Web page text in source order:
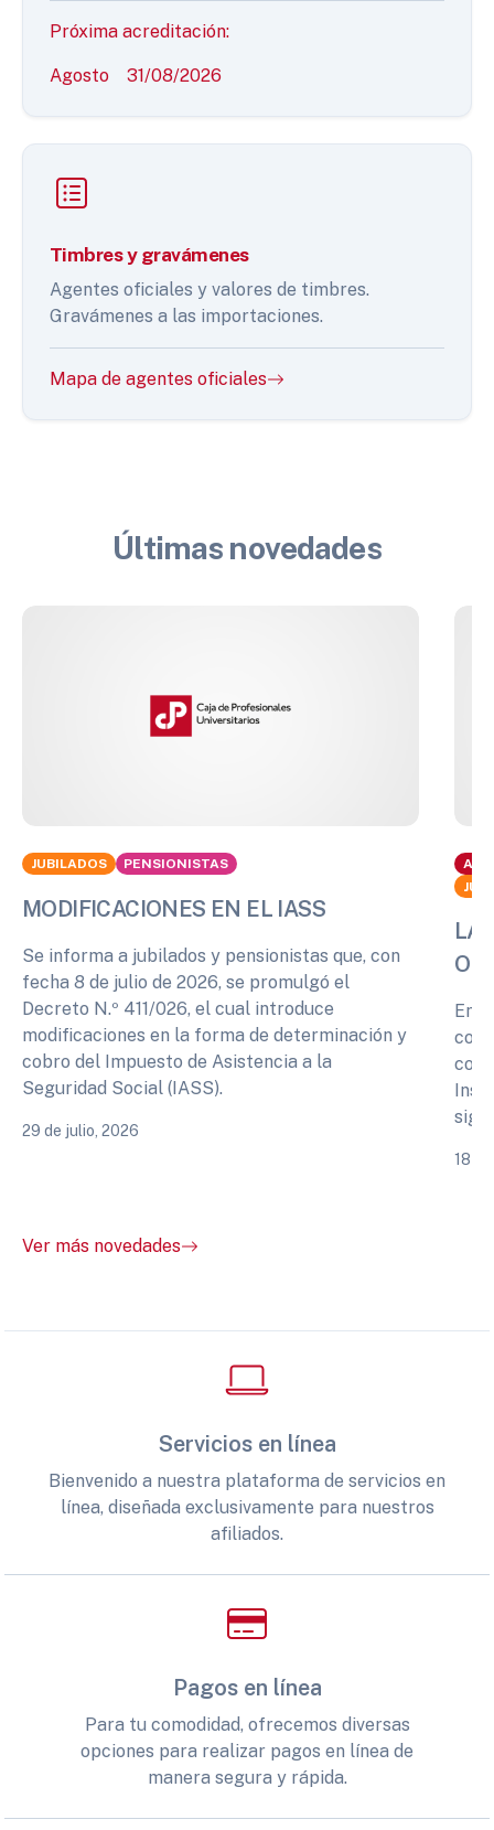
Próxima acreditación:
Agosto 31/08/2026
Timbres y gravámenes
Agentes oficiales y valores de timbres.
Gravámenes a las importaciones.
Mapa de agentes oficiales
Últimas novedades
JUBILADOS PENSIONISTAS
MODIFICACIONES EN EL IASS
Se informa a jubilados y pensionistas que, con
fecha 8 de julio de 2026, se promulgó el
Decreto N.º 411/026, el cual introduce
modificaciones en la forma de determinación y
cobro del Impuesto de Asistencia a la
Seguridad Social (IASS).
29 de julio, 2026
LA
En
18
Ver más novedades
Servicios en línea
Bienvenido a nuestra plataforma de servicios en
línea, diseñada exclusivamente para nuestros
afiliados.
Pagos en línea
Para tu comodidad, ofrecemos diversas
opciones para realizar pagos en línea de
manera segura y rápida.